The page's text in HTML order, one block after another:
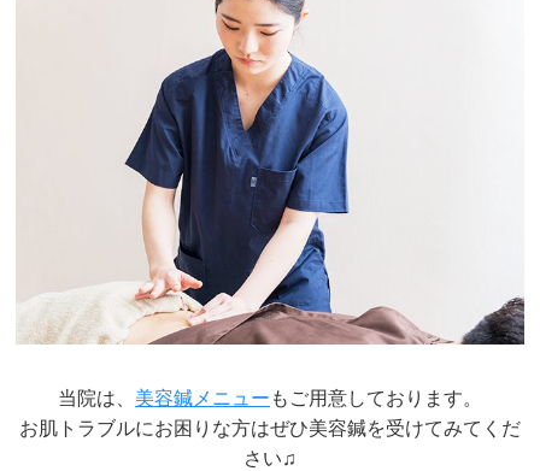
当院は、 美容鍼メニュー もご用意しております。
お肌トラブルにお困りな方はぜひ美容鍼を受けてみてくだ
さい♫